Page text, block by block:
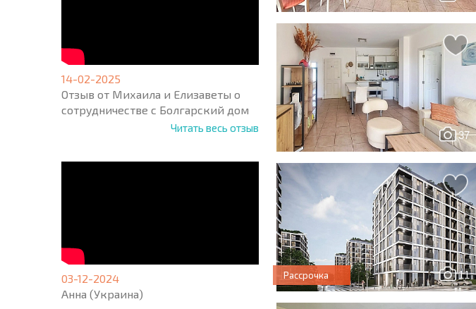
14-02-2025
Отзыв от Михаила и Елизаветы о
сотрудничестве с Болгарский дом
Читать весь отзыв
03-12-2024
Анна (Украина)
37
11
Рассрочка